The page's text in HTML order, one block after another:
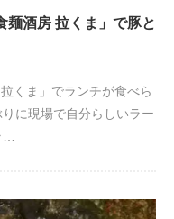
麺酒房 拉くま」で豚と
くま」でランチが食べら
に現場で自分らしいラー
…